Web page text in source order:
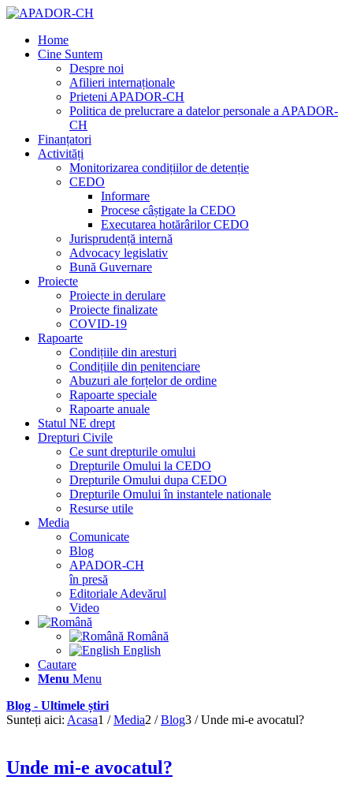
Home
Cine Suntem
Despre noi
Afilieri internaționale
Prieteni APADOR-CH
Politica de prelucrare a datelor personale a APADOR-
CH
Finanțatori
Activități
Monitorizarea condițiilor de detenție
CEDO
Informare
Procese câștigate la CEDO
Executarea hotărârilor CEDO
Jurisprudență internă
Advocacy legislativ
Bună Guvernare
Proiecte
Proiecte in derulare
Proiecte finalizate
COVID-19
Rapoarte
Condițiile din aresturi
Condițiile din penitenciare
Abuzuri ale forțelor de ordine
Rapoarte speciale
Rapoarte anuale
Statul NE drept
Drepturi Civile
Ce sunt drepturile omului
Drepturile Omului la CEDO
Drepturile Omului dupa CEDO
Drepturile Omului în instantele nationale
Resurse utile
Media
Comunicate
Blog
APADOR-CH
în presă
Editoriale Adevărul
Video
Română
English
Cautare
Menu Menu
Blog - Ultimele știri
Sunteți aici: Acasa1 / Media2 / Blog3 / Unde mi-e avocatul?
Unde mi-e avocatul?